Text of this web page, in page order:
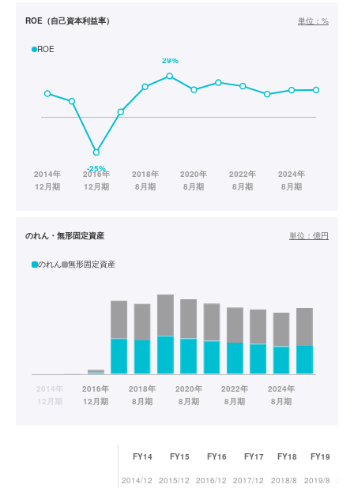
ROE（自己資本利益率） 単位： %
ROE
のれん・無形固定資産 単位： 億円
のれん 無形固定資産
FY14 FY15 FY16 FY17 FY18 FY19
2014/12 2015/12 2016/12 2017/12 2018/8 2019/8